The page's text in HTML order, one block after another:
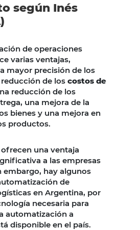
según Inés
de operaciones
varias ventajas,
mayor precisión de los
de los costos de
reducción de los
una mejora de la
bienes y una mejora en
productos.
una ventaja
a las empresas
embargo, hay algunos
de
en Argentina, por
necesaria para
automatización a
disponible en el país.